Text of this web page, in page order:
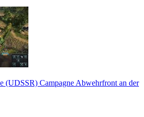
(UDSSR) Campagne Abwehrfront an der